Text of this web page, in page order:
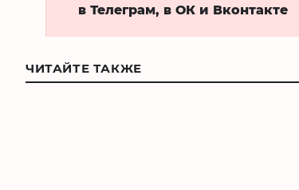
в Телеграм, в ОК и Вконтакте
ЧИТАЙТЕ ТАКЖЕ